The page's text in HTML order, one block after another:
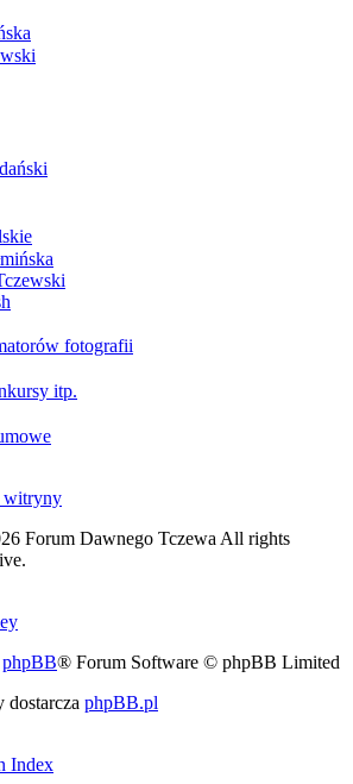
fotografii
itp.
witryny
Forum Dawnego Tczewa All rights
phpBB® Forum Software © phpBB Limited
phpBB.pl
Index